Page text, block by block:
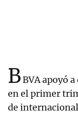
BBVA apoyó
en el primer
de